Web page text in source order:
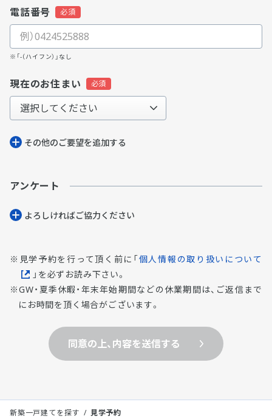
電話番号
※「-（ハイフン）」なし
現在のお住まい
その他のご要望を追加する
アンケート
よろしければご協⼒ください
見学予約を行って頂く前に「個人情報の取り扱いについて
」を必ずお読み下さい。
GW・夏季休暇・年末年始期間などの休業期間は、ご返信まで
にお時間を頂く場合がございます。
同意の上、内容を送信する
新築一戸建てを探す 見学予約